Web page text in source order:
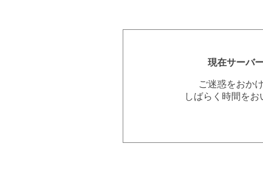
現在サーバ
ご迷惑をおか
しばらく時間を